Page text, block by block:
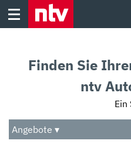
Skip
Audio
Das Beste
Finden Sie
ntv
Ein
Angebote ▾